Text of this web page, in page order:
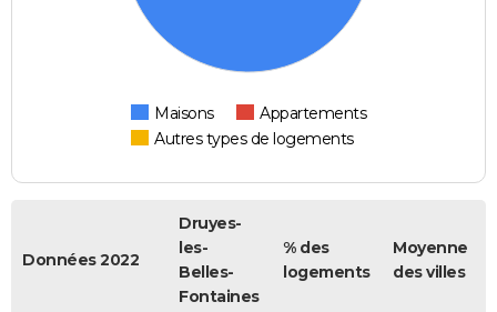
Maisons
Appartements
Autres types de logements
Données 2022
Druyes-
les-
Belles-
Fontaines
% des
logements
Moyenne
des villes